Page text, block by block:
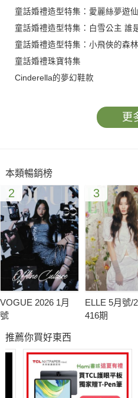
童話婚禮造型特集：愛麗絲夢遊
童話婚禮造型特集：白雪公主 誰
童話婚禮造型特集：小飛俠的森
童話婚禮珠寶特集
Cinderella的夢幻鞋款
新娘彩妝﹣絢爛彩虹派對
新娘婚前派對10個新主意
愛麗絲夢遊仙境主題婚禮
愛麗絲夢遊仙境婚禮5個佈置方法
打造您專屬的ice cream corner
寓意甜蜜的焦糖蘋果
蛋糕上的童話
為婚禮襯色？從此無難度！
開不了口的心思
不得不知的新娘婚前派對潛規則
接新娘新潮流－愛的煮意
法國義大利的悠長浪漫旅程
戀上韓楓－全羅南道之旅
更
本類暢銷榜
2
VOGUE 2026 1月
號
3
ELLE 5月號/
416期
推薦你買好東西